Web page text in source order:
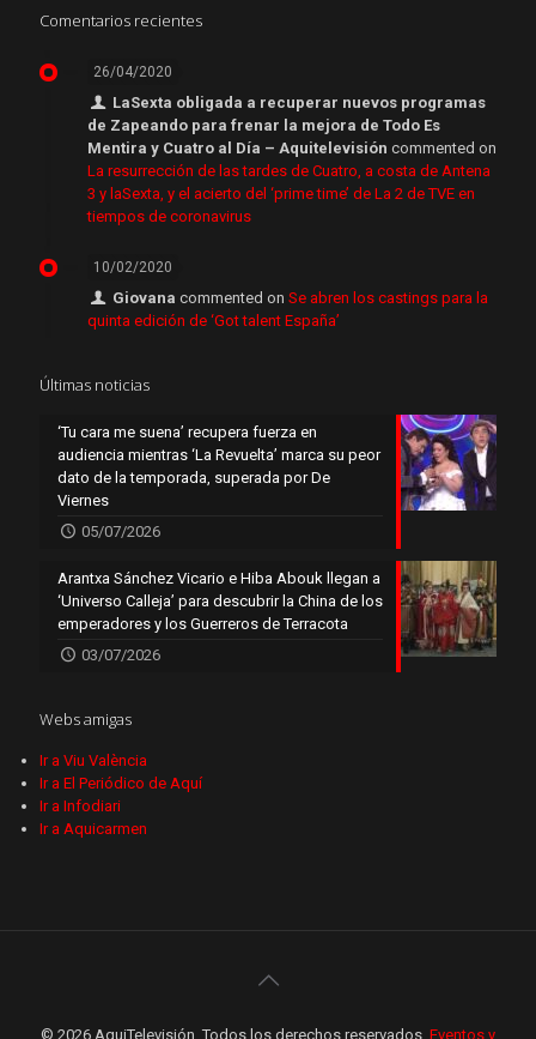
Comentarios recientes
26/04/2020
LaSexta obligada a recuperar nuevos programas
de Zapeando para frenar la mejora de Todo Es
Mentira y Cuatro al Día – Aquitelevisión commented on
La resurrección de las tardes de Cuatro, a costa de Antena
3 y laSexta, y el acierto del ‘prime time’ de La 2 de TVE en
tiempos de coronavirus
10/02/2020
Giovana commented onSe abren los castings para la
quinta edición de ‘Got talent España’
Últimas noticias
‘Tu cara me suena’ recupera fuerza en
audiencia mientras ‘La Revuelta’ marca su peor
dato de la temporada, superada por De
Viernes
05/07/2026
Arantxa Sánchez Vicario e Hiba Abouk llegan a
‘Universo Calleja’ para descubrir la China de los
emperadores y los Guerreros de Terracota
03/07/2026
Webs amigas
Ir a Viu València
Ir a El Periódico de Aquí
Ir a Infodiari
Ir a Aquicarmen
© 2026 AquiTelevisión. Todos los derechos reservados. Eventos y